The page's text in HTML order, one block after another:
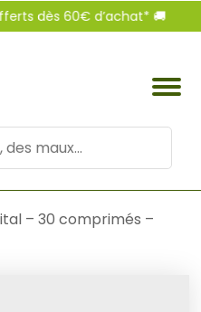
dès 60€ d’achat* 🚚
– 30 comprimés –